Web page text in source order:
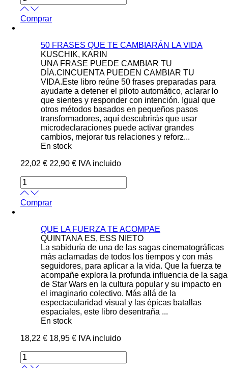
Comprar
50 FRASES QUE TE CAMBIARÁN LA VIDA
KUSCHIK, KARIN
UNA FRASE PUEDE CAMBIAR TU
DÍA.CINCUENTA PUEDEN CAMBIAR TU
VIDA.Este libro reúne 50 frases preparadas para
ayudarte a detener el piloto automático, aclarar lo
que sientes y responder con intención. Igual que
otros métodos basados en pequeños pasos
transformadores, aquí descubrirás que usar
microdeclaraciones puede activar grandes
cambios, mejorar tus relaciones y reforz...
En stock
22,02 € 22,90 € IVA incluido
Comprar
QUE LA FUERZA TE ACOMPAE
QUINTANA ES, ESS NIETO
La sabiduría de una de las sagas cinematográficas
más aclamadas de todos los tiempos y con más
seguidores, para aplicar a la vida. Que la fuerza te
acompañe explora la profunda influencia de la saga
de Star Wars en la cultura popular y su impacto en
el imaginario colectivo. Más allá de la
espectacularidad visual y las épicas batallas
espaciales, este libro desentraña ...
En stock
18,22 € 18,95 € IVA incluido